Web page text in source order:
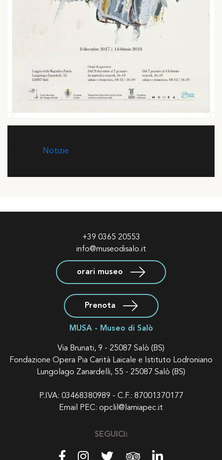
Notizie
+39 0365 20553
info@museodisalo.it
orari museo
Prenota
MUSA - Museo di Salò
Via Brunati, 9 - 25087 Salò (BS)
Fondazione Opera Pia Carità Laicale e Istituto Lodroniano
Lungolago Zanardelli, 55 - 25087 Salò (BS)
P.IVA: 03468380989 - C.F.: 87001370177
Email PEC: opclil@lamiapec.it
SEGUICI: